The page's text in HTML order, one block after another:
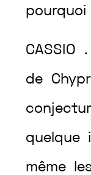
pourquoi
CASSIO .
de
quelque
même